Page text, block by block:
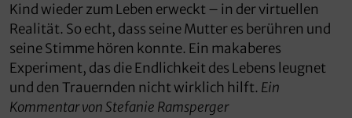
Kind wieder zum Leben erweckt – in der virtuellen
Realität. So echt, dass seine Mutter es berühren und
seine Stimme hören konnte. Ein makaberes
Experiment, das die Endlichkeit des Lebens leugnet
und den Trauernden nicht wirklich hilft. Ein
Kommentar von Stefanie Ramsperger